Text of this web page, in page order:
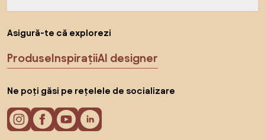
Asigură-te că explorezi
ProduseInspirațiiAI designer
Ne poți găsi pe rețelele de socializare